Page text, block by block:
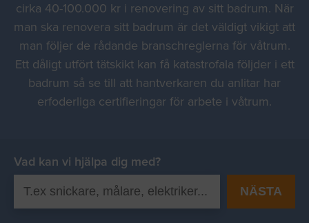
cirka 40-100.000 kr i renovering av sitt badrum. När
man ska renovera sitt badrum är det väldigt vikigt att
man följer de rådande branschreglerna för våtrum.
Ett dåligt utfört tätskikt kan få katastrofala följder i ett
badrum så se till att hantverkaren du anlitar har
erfoderliga certifieringar för arbete i våtrum.
Vad kan vi hjälpa dig med?
NÄSTA